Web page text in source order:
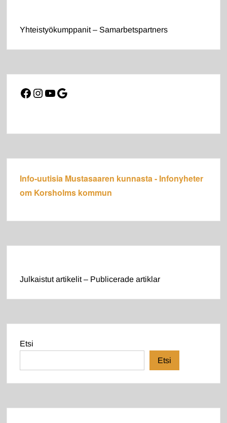
Yhteistyökumppanit – Samarbetspartners
Facebook
Instagram
YouTube
Google
Info-uutisia Mustasaaren kunnasta - Infonyheter
om Korsholms kommun
Julkaistut artikelit – Publicerade artiklar
Etsi
Etsi